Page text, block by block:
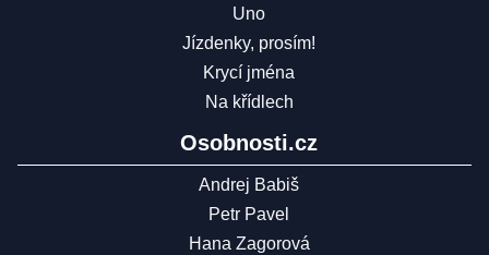
Uno
Jízdenky, prosím!
Krycí jména
Na křídlech
Osobnosti.cz
Andrej Babiš
Petr Pavel
Hana Zagorová